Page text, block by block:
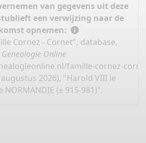
van gegevens uit deze
een verwijzing naar de
opnemen:
Cornez - Cornet", database,
Genealogie Online
famille-cornez-
2026), "Harold VIII le
NORMANDIE (± 915-981)".